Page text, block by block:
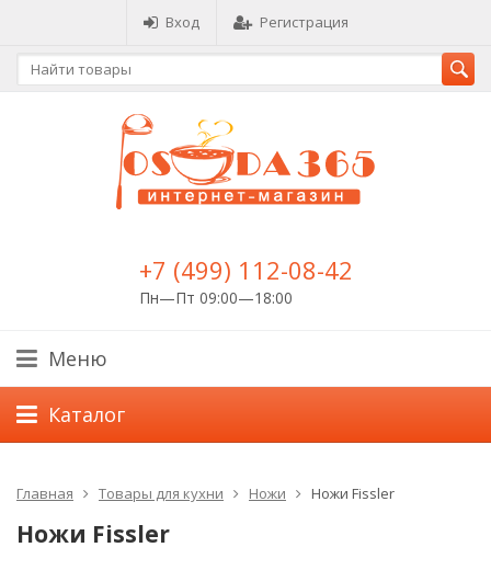
Вход Регистрация
+7 (499) 112-08-42
Пн—Пт 09:00—18:00
Меню
Каталог
Главная Товары для кухни Ножи Ножи Fissler
Ножи Fissler